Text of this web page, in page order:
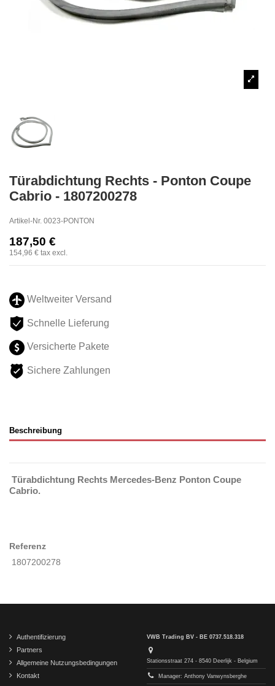
Türabdichtung Rechts - Ponton Coupe
Cabrio - 1807200278
Artikel-Nr. 0023-PONTON
187,50 €
154,96 € tax excl.
Weltweiter Versand
Schnelle Lieferung
Versicherte Pakete
Sichere Zahlungen
Beschreibung
Türabdichtung Rechts Mercedes-Benz Ponton Coupe
Cabrio.
Referenz
1807200278
Authentifizierung
Partners
Allgemeine Nutzungsbedingungen
Kontakt
VWB Trading BV - BE 0737.518.318
Stationsstraat 274 - 8540 Deerlijk - Belgium
Manager: Anthony Vanwynsberghe